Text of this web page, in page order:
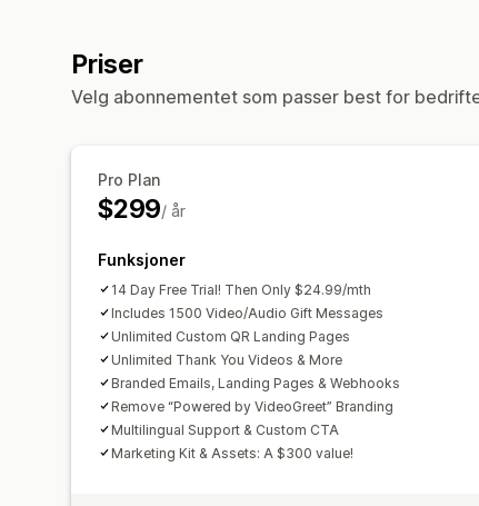
Priser
Velg abonnementet som passer best for
Pro Plan
$299/ år
Funksjoner
14 Day Free Trial! Then Only $24.99/mth
Includes 1500 Video/Audio Gift Messages
Unlimited Custom QR Landing Pages
Unlimited Thank You Videos & More
Branded Emails, Landing Pages & Webhooks
Remove “Powered by VideoGreet” Branding
Multilingual Support & Custom CTA
Marketing Kit & Assets: A $300 value!